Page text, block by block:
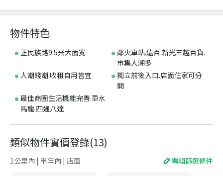
物件特色
正民族路9.5米大面寬
鄰火車站.遠百.新光三越百貨.
市集人潮多
人潮錢潮.收租自用皆宜
獨立前後入口.店面住家可分
開
最佳商圈生活機能完善.車水
馬龍.四通八達
類似物件實價登錄(13)
1公里內 | 半年內 | 店面 編輯篩選條件